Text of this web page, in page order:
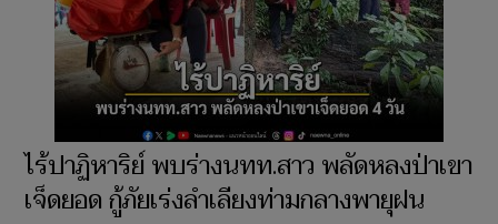
ไร้ปาฏิหาริย์ พบร่างนทท.สาว พลัดหลงป่าเขา
เจ็ดยอด กู้ภัยเร่งลำเลียงท่ามกลางพายุฝน